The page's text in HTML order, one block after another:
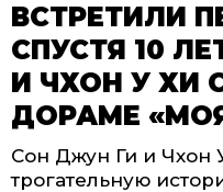
ВСТРЕТИЛИ
СПУСТЯ 10
И ЧХОН У ХИ
ДОРАМЕ
Сон Джун Ги и Чхон
трогательную